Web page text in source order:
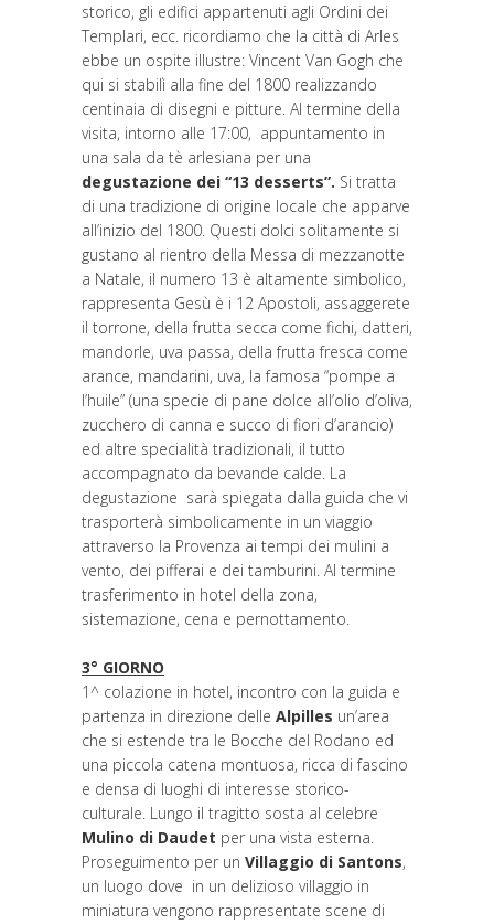
storico, gli edifici appartenuti agli Ordini dei
Templari, ecc. ricordiamo che la città di Arles
ebbe un ospite illustre: Vincent Van Gogh che
qui si stabilì alla fine del 1800 realizzando
centinaia di disegni e pitture. Al termine della
visita, intorno alle 17:00, appuntamento in
una sala da tè arlesiana per una
degustazione dei “13 desserts”. Si tratta
di una tradizione di origine locale che apparve
all’inizio del 1800. Questi dolci solitamente si
gustano al rientro della Messa di mezzanotte
a Natale, il numero 13 è altamente simbolico,
rappresenta Gesù è i 12 Apostoli, assaggerete
il torrone, della frutta secca come fichi, datteri,
mandorle, uva passa, della frutta fresca come
arance, mandarini, uva, la famosa “pompe a
l’huile” (una specie di pane dolce all’olio d’oliva,
zucchero di canna e succo di fiori d’arancio)
ed altre specialità tradizionali, il tutto
accompagnato da bevande calde. La
degustazione sarà spiegata dalla guida che vi
trasporterà simbolicamente in un viaggio
attraverso la Provenza ai tempi dei mulini a
vento, dei pifferai e dei tamburini. Al termine
trasferimento in hotel della zona,
sistemazione, cena e pernottamento.
3° GIORNO
1^ colazione in hotel, incontro con la guida e
partenza in direzione delle Alpilles un’area
che si estende tra le Bocche del Rodano ed
una piccola catena montuosa, ricca di fascino
e densa di luoghi di interesse storico-
culturale. Lungo il tragitto sosta al celebre
Mulino di Daudet per una vista esterna.
Proseguimento per un Villaggio di Santons,
un luogo dove in un delizioso villaggio in
miniatura vengono rappresentate scene di